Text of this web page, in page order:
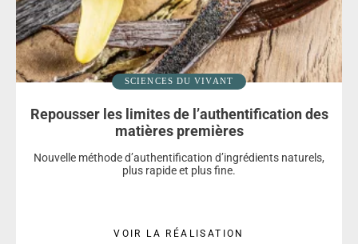
SCIENCES DU VIVANT
Repousser les limites de l’authentification des
matières premières
Nouvelle méthode d’authentification d’ingrédients naturels,
plus rapide et plus fine.
VOIR LA RÉALISATION